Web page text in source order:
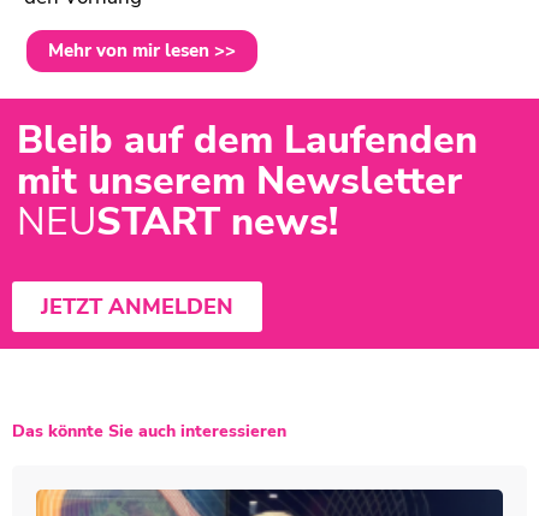
Mehr von mir lesen >>
Bleib auf dem Laufenden
mit unserem Newsletter
NEUSTART news!
JETZT ANMELDEN
Das könnte Sie auch interessieren